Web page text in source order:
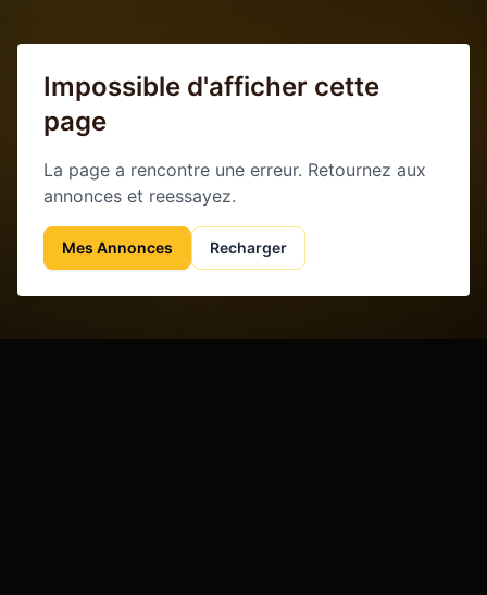
Impossible d'afficher cette
page
La page a rencontre une erreur. Retournez aux
annonces et reessayez.
Mes Annonces Recharger